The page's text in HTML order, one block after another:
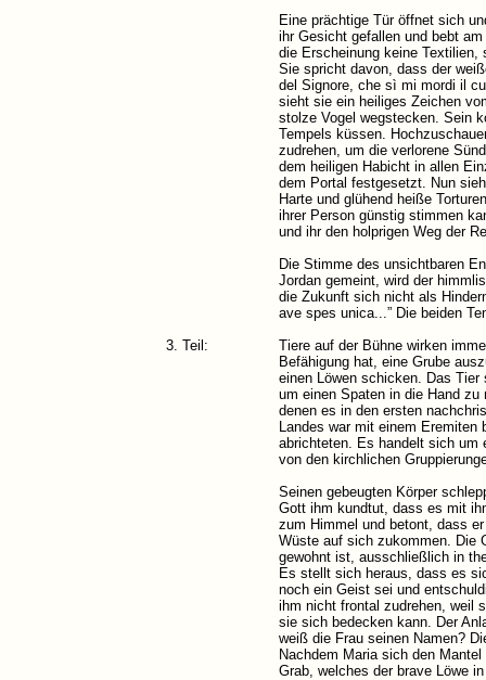
Eine prächtige Tür öffnet sich
ihr Gesicht gefallen und bebt
die Erscheinung keine Textilien,
Sie spricht davon, dass der
del Signore, che sì mi mordi il
sieht sie ein heiliges Zeichen
stolze Vogel wegstecken. Sein
Tempels küssen.
zudrehen, um die verlorene
dem heiligen Habicht in allen
dem Portal festgesetzt. Nun
Harte und glühend heiße
ihrer Person günstig stimmen
und ihr den holprigen Weg der
Die Stimme des unsichtbaren
Jordan gemeint, wird der
die Zukunft sich nicht als
ave spes unica...” Die beiden
3. Teil:
Tiere auf der Bühne wirken
Befähigung hat, eine Grube
einen Löwen schicken. Das
um einen Spaten in die Hand
denen es in den ersten
Landes war mit einem Eremiten
abrichteten. Es handelt sich um
von den kirchlichen
Seinen gebeugten Körper
Gott ihm kundtut, dass es mit
zum Himmel und betont, dass
Wüste auf sich zukommen. Die
gewohnt ist, ausschließlich in
Es stellt sich heraus, dass es
noch ein Geist sei und
ihm nicht frontal zudrehen, weil
sie sich bedecken kann. Der
weiß die Frau seinen Namen?
Nachdem Maria sich den
Grab, welches der brave Löwe